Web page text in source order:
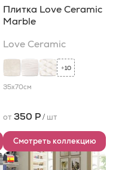
Плитка Love Ceramic
Marble
Love Ceramic
+10
35x70см
от 350 Р/ шт
Смотреть коллекцию